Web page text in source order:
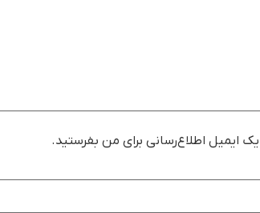
ایمیل اطلاع‌رسانی برای من بفرستید.